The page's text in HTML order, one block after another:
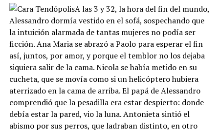
A las 3 y 32, la hora del fin del mundo,
Alessandro dormía vestido en el sofá, sospechando que
la intuición alarmada de tantas mujeres no podía ser
ficción. Ana Maria se abrazó a Paolo para esperar el fin
así, juntos, por amor, y porque el temblor no los dejaba
siquiera salir de la cama. Nicola se había metido en su
cucheta, que se movía como si un helicóptero hubiera
aterrizado en la cama de arriba. El papá de Alessandro
comprendió que la pesadilla era estar despierto: donde
debía estar la pared, vio la luna. Antonieta sintió el
abismo por sus perros, que ladraban distinto, en otro